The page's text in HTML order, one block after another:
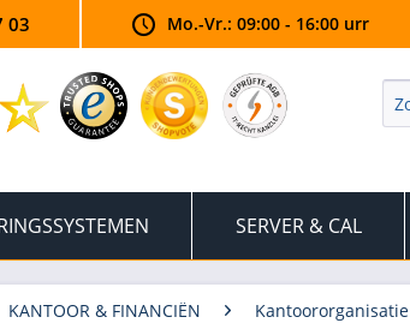
03 Mo.-Vr.: 09:00 - 16:00 urr
SERVER & CAL
KANTOOR & FINANCIËN Kantoororganisatie